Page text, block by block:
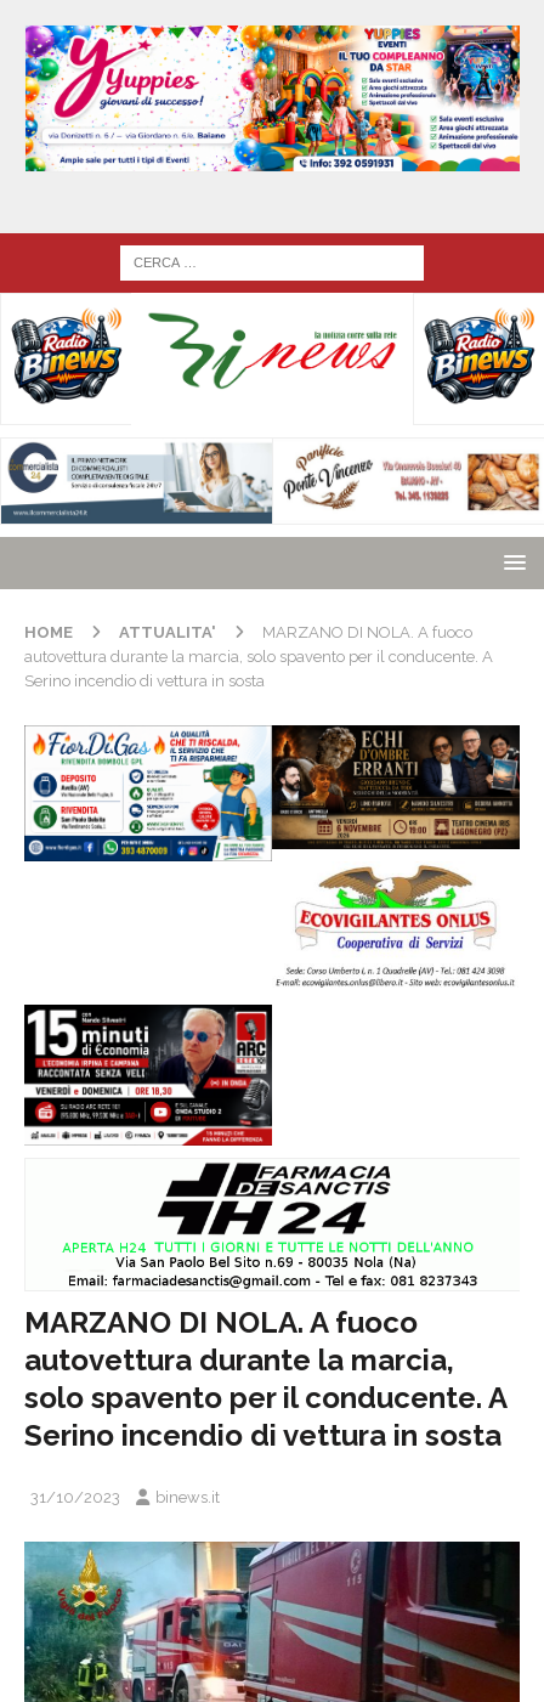
HOME ATTUALITA'
MARZANO DI NOLA. A fuoco
autovettura durante la marcia, solo spavento per il conducente. A
Serino incendio di vettura in sosta
MARZANO DI NOLA. A fuoco
autovettura durante la marcia,
solo spavento per il conducente. A
Serino incendio di vettura in sosta
31/10/2023 binews.it